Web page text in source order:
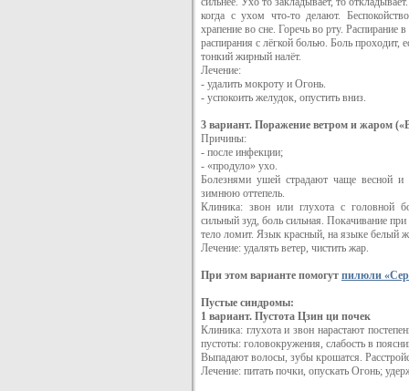
когда с ухом что-то делают.
храпение во сне. Горечь во рту.
распирания с лёгкой болью. Боль проходит,
тонкий жирный налёт.
Лечение:
- удалить мокроту и Огонь.
- успокоить желудок, опустить вниз.
3 вариант. Поражение ветром и жаром
Причины:
- после инфекции;
- «продуло» ухо.
Болезнями ушей страдают чаще весной
зимнюю оттепель.
Клиника: звон или глухота с головной
сильный зуд, боль сильная. Покачивание
тело ломит. Язык красный, на языке белый
Лечение: удалять ветер, чистить жар.
При этом варианте помогут пилюли
Пустые синдромы:
1 вариант. Пустота Цзин ци почек
Клиника: глухота и звон нарастают
пустоты: головокружения, слабость в
Выпадают волосы, зубы крошатся.
Лечение: питать почки, опускать Огонь;